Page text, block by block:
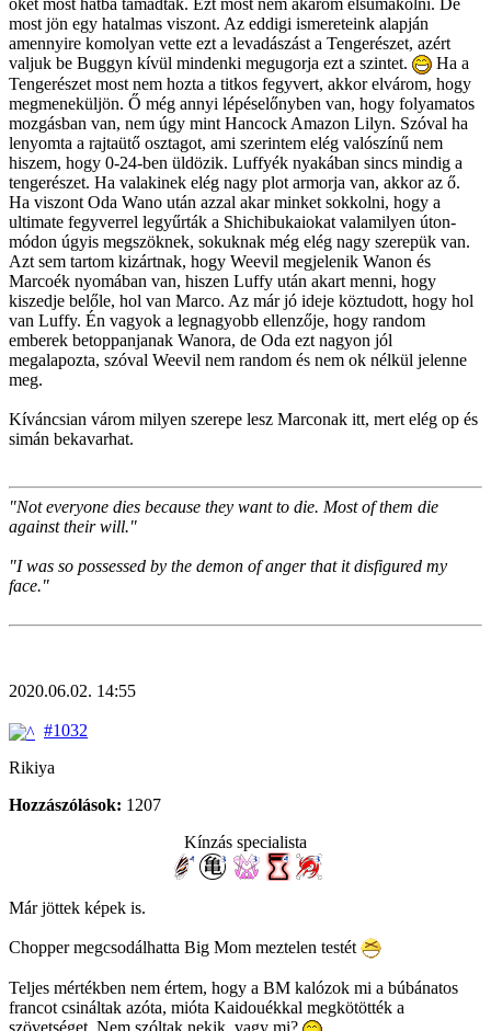
most jön egy hatalmas viszont. Az eddigi ismereteink alapján
amennyire komolyan vette ezt a levadászást a Tengerészet, azért
valjuk be Buggyn kívül mindenki megugorja ezt a szintet.
Ha a
Tengerészet most nem hozta a titkos fegyvert, akkor elvárom, hogy
megmeneküljön. Ő még annyi lépéselőnyben van, hogy folyamatos
mozgásban van, nem úgy mint Hancock Amazon Lilyn. Szóval ha
lenyomta a rajtaütő osztagot, ami szerintem elég valószínű nem
hiszem, hogy 0-24-ben üldözik. Luffyék nyakában sincs mindig a
tengerészet. Ha valakinek elég nagy plot armorja van, akkor az ő.
Ha viszont Oda Wano után azzal akar minket sokkolni, hogy a
ultimate fegyverrel legyűrták a Shichibukaiokat valamilyen úton-
módon úgyis megszöknek, sokuknak még elég nagy szerepük van.
Azt sem tartom kizártnak, hogy Weevil megjelenik Wanon és
Marcoék nyomában van, hiszen Luffy után akart menni, hogy
kiszedje belőle, hol van Marco. Az már jó ideje köztudott, hogy hol
van Luffy. Én vagyok a legnagyobb ellenzője, hogy random
emberek betoppanjanak Wanora, de Oda ezt nagyon jól
megalapozta, szóval Weevil nem random és nem ok nélkül jelenne
meg.
Kíváncsian várom milyen szerepe lesz Marconak itt, mert elég op és
simán bekavarhat.
"Not everyone dies because they want to die. Most of them die
against their will."
"I was so possessed by the demon of anger that it disfigured my
face."
2020.06.02. 14:55
#1032
Rikiya
Hozzászólások: 1207
Kínzás specialista
Már jöttek képek is.
Chopper megcsodálhatta Big Mom meztelen testét
Teljes mértékben nem értem, hogy a BM kalózok mi a búbánatos
francot csináltak azóta, mióta Kaidouékkal megkötötték a